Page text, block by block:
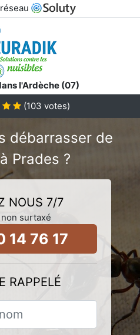
l'Ardèche (07)
(103 votes)
débarrasser de
Prades ?
NOUS 7/7
surtaxé
14 76 17
RAPPELÉ